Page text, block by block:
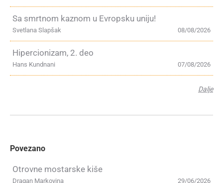
Sa smrtnom kaznom u Evropsku uniju!
08/08/2026
Svetlana Slapšak
Hipercionizam, 2. deo
07/08/2026
Hans Kundnani
Dalje
Povezano
Otrovne mostarske kiše
29/06/2026
Dragan Markovina